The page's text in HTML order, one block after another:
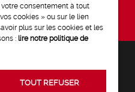
consentement à tout
cookies » ou sur le lien
plus sur les cookies et les
: lire notre politique de
TOUT REFUSER